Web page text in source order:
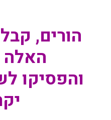
הורים,
האלה
והפסיקו